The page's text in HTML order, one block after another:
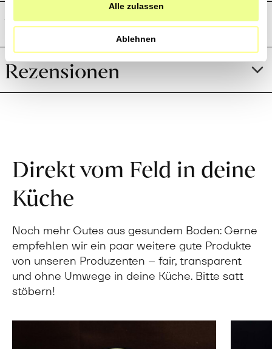
Alle zulassen
Ablehnen
Weitere Informationen
Rezensionen
Direkt vom Feld in deine
Küche
Noch mehr Gutes aus gesundem Boden: Gerne
empfehlen wir ein paar weitere gute Produkte
von unseren Produzenten – fair, transparent
und ohne Umwege in deine Küche. Bitte satt
stöbern!